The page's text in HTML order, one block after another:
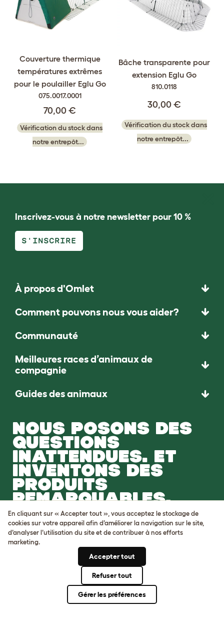
Couverture thermique
températures extrêmes
pour le poulailler Eglu Go
075.0017.0001
70,00 €
Vérification du stock dans
notre entrepôt...
Bâche transparente pour
extension Eglu Go
810.0118
30,00 €
Vérification du stock dans
notre entrepôt...
Inscrivez-vous à notre newsletter pour 10 %
S'INSCRIRE
À propos d'Omlet
Comment pouvons nous vous aider?
Communauté
Meilleures races d’animaux de
compagnie
Guides des animaux
NOUS POSONS DES
QUESTIONS
INATTENDUES. ET
INVENTONS DES
PRODUITS
REMARQUABLES.
Venez nous rejoindre
Protection de la vie privée et cookies
En cliquant sur « Accepter tout », vous acceptez le stockage de
cookies sur votre appareil afin d’améliorer la navigation sur le site,
d’analyser l’utilisation du site et de contribuer à nos efforts
marketing.
Accepter tout
Refuser tout
Gérer les préférences